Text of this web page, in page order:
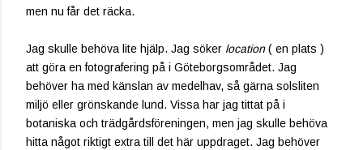
men nu får det räcka.
Jag skulle behöva lite hjälp. Jag söker location( en plats )
att göra en fotografering på i Göteborgsområdet. Jag
behöver ha med känslan av medelhav, så gärna solsliten
miljö eller grönskande lund. Vissa har jag tittat på i
botaniska och trädgårdsföreningen, men jag skulle behöva
hitta något riktigt extra till det här uppdraget. Jag behöver